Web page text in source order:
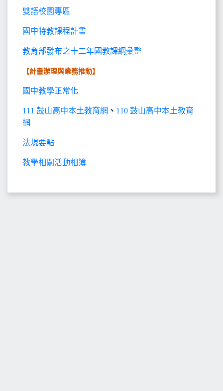
雙語校園專區
國中特教課程計畫
教育部發布之十二年國教課綱彙整
【計畫辦理與業務推動】
國中教學正常化
111 鼓山高中本土教育網 、 110 鼓山高中本土教育
網
法規要點
教學相關活動相簿